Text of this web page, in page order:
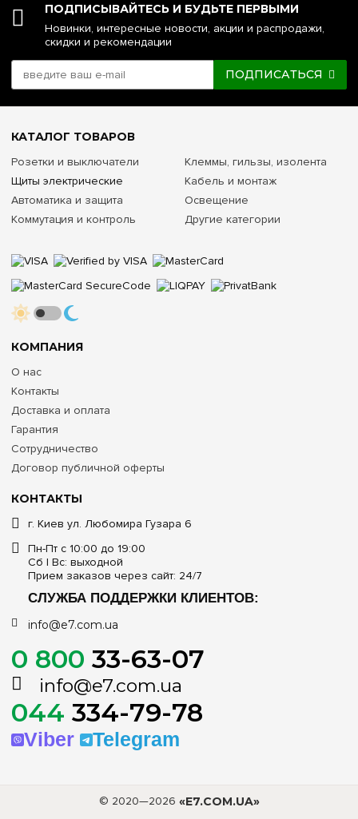
ПОДПИСЫВАЙТЕСЬ И БУДЬТЕ ПЕРВЫМИ
Новинки, интересные новости, акции и распродажи,
скидки и рекомендации
ПОДПИСАТЬСЯ
КОНТАКТЫ
г. Киев ул. Любомира Гузара 6
Пн-Пт с 10:00 до 19:00
Сб | Вс: выходной
Прием заказов через сайт: 24/7
СЛУЖБА ПОДДЕРЖКИ КЛИЕНТОВ:
info@e7.com.ua
0 800 33-63-07
info@e7.com.ua
044 334-79-78
Viber Telegram
КОМПАНИЯ
О нас
Контакты
Доставка и оплата
Гарантия
Сотрудничество
Договор публичной оферты
КАТАЛОГ ТОВАРОВ
Розетки и выключатели
Щиты электрические
Автоматика и защита
Коммутация и контроль
Клеммы, гильзы, изолента
Кабель и монтаж
Освещение
Другие категории
© 2020—2026 «E7.COM.UA»